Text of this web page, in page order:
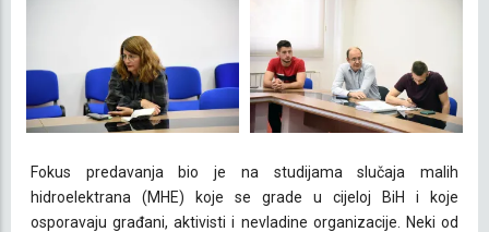
Fokus predavanja bio je na studijama slučaja malih
hidroelektrana (MHE) koje se grade u cijeloj BiH i koje
osporavaju građani, aktivisti i nevladine organizacije. Neki od